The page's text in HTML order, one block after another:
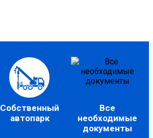
Собственный
автопарк
Все
необходимые
документы